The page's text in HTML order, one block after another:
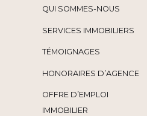
QUI SOMMES-NOUS
SERVICES IMMOBILIERS
TÉMOIGNAGES
HONORAIRES D’AGENCE
OFFRE D’EMPLOI
IMMOBILIER